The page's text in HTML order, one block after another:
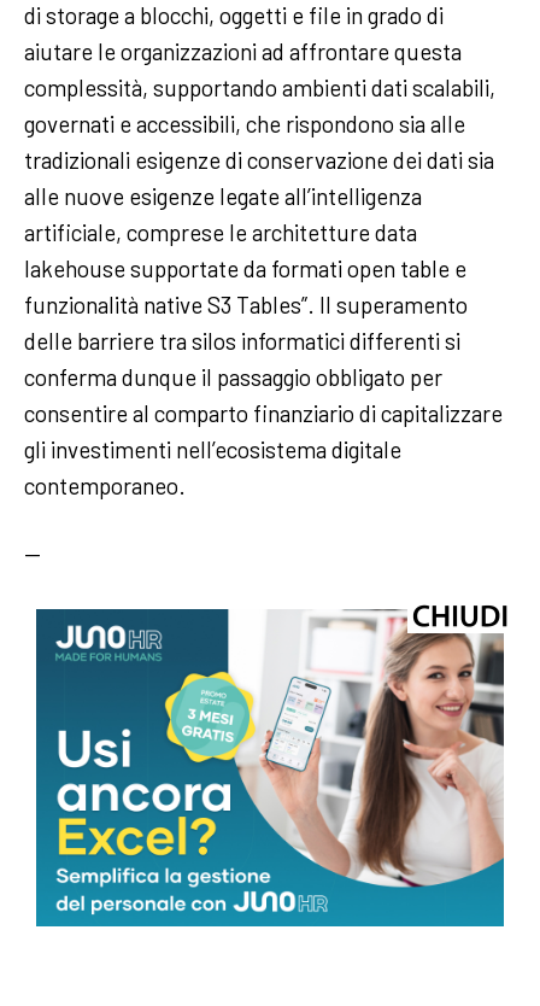
di storage a blocchi, oggetti e file in grado di
aiutare le organizzazioni ad affrontare questa
complessità, supportando ambienti dati scalabili,
governati e accessibili, che rispondono sia alle
tradizionali esigenze di conservazione dei dati sia
alle nuove esigenze legate all’intelligenza
artificiale, comprese le architetture data
lakehouse supportate da formati open table e
funzionalità native S3 Tables”. Il superamento
delle barriere tra silos informatici differenti si
conferma dunque il passaggio obbligato per
consentire al comparto finanziario di capitalizzare
gli investimenti nell’ecosistema digitale
contemporaneo.
—
tecnologia
webinfo@adnkronos.com (Web Info)